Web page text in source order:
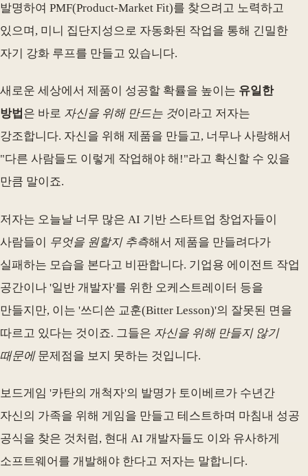
발명하여 PMF(Product-Market Fit)를 찾으려고 노력하고
있으며, 미니 집단지성으로 자동화된 작업을 통해 긴밀한
자기 강화 루프를 만들고 있습니다.
새로운 세상에서 제품이 성공할 확률을 높이는 유일한
방법 은 바로 자신을 위해 만드는 것이라고 저자는
강조합니다. 자신을 위해 제품을 만들고, 너무나 사랑해서
"다른 사람들도 이렇게 작업해야 해!"라고 확신할 수 있을
만큼 말이죠.
저자는 오늘날 너무 많은 AI 기반 스타트업 창업자들이
사람들이 무엇을 원할지 추측해서 제품을 만들려다가
실패하는 모습을 본다고 비판합니다. 기업용 에이전트 작업
공간이나 '일반 개발자'를 위한 오케스트레이터 등을
만들지만, 이는 '쓰디쓴 교훈(Bitter Lesson)'의 잘못된 면을
따르고 있다는 것이죠. 그들은 자신을 위해 만들지 않기
때문에문제점을 보지 못하는 것입니다.
보드게임 '카탄의 개척자'의 발명가 토이베르가 수년간
자신의 가족을 위해 게임을 만들고 테스트하며 마침내 성공
공식을 찾은 것처럼, 현대 AI 개발자들도 이와 유사하게
소프트웨어를 개발해야 한다고 저자는 말합니다.